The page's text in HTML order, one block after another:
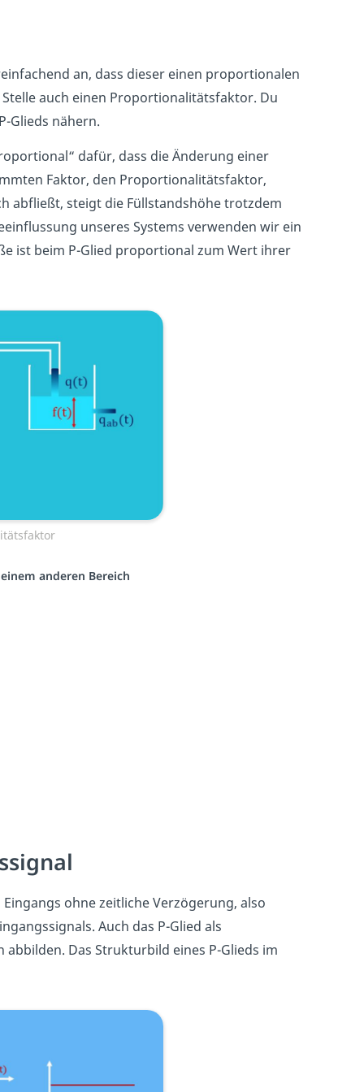
an, dass dieser einen proportionalen
auch einen Proportionalitätsfaktor. Du
Glieds nähern.
dafür, dass die Änderung einer
Faktor, den Proportionalitätsfaktor,
abfließt, steigt die Füllstandshöhe trotzdem
unseres Systems verwenden wir ein
ist beim P-Glied proportional zum Wert ihrer
anderen Bereich
ohne zeitliche Verzögerung, also
Auch das P-Glied als
Das Strukturbild eines P-Glieds im